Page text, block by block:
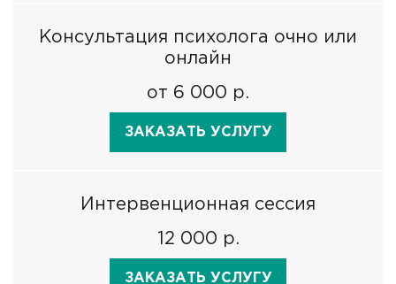
Консультация психолога очно или
онлайн
от 6 000 р.
ЗАКАЗАТЬ УСЛУГУ
Интервенционная сессия
12 000 р.
ЗАКАЗАТЬ УСЛУГУ